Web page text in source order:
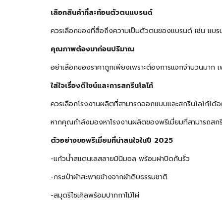
เลือกสินค้าที่สะท้อนตัวตนแบรนด์
ควรเลือกของที่สื่อถึงความเป็นตัวตนของแบรนด์ เช่น แ
คุณภาพต้องมาก่อนปริมาณ
อย่าเลือกของราคาถูกเพียงเพราะต้องการแจกจำนวนมา
ใส่ใจเรื่องดีไซน์และการสกรีนโลโก้
ควรเลือกโรงงานผลิตที่สามารถออกแบบและสกรีนโลโก้
หากคุณกำลังมองหาโรงงานผลิตของพรีเมี่ยมที่สามารถสก
ตัวอย่างขอพรีเมี่ยมที่น่าสนใจในปี 2025
-แก้วน้ำสแตนเลสลายมินิมอล พร้อมฝาปิดกันรั่ว
-กระเป๋าผ้าสะพายข้างจากผ้าดิบธรรมชาติ
-สมุดรีไซเคิลพร้อมปากกาไม้ไผ่